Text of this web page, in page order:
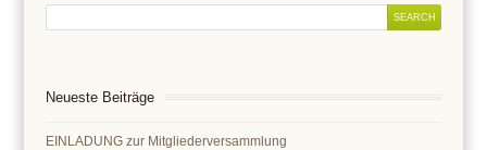
Neueste Beiträge
EINLADUNG zur Mitgliederversammlung